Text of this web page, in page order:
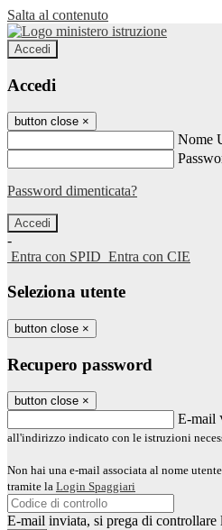
Salta al contenuto
Accedi
Accedi
button close ×
Nome
Password dimenticata?
-
Entra con SPID Entra con CIE
Seleziona utente
button close ×
Recupero password
button close ×
E-mail
all'indirizzo indicato con le istruzioni
Non hai una e-mail associata al nome
tramite la Login Spaggiari
E-mail inviata, si prega di controllare